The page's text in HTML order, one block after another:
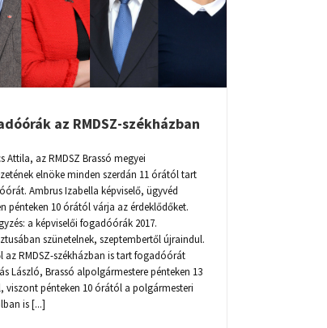
az RMDSZ-székházban
Attila, az RMDSZ Brassó megyei
elnöke minden szerdán 11 órától tart
Ambrus Izabella képviselő, ügyvéd
pénteken 10 órától várja az érdeklődőket.
a képviselői fogadóórák 2017.
szünetelnek, szeptembertől újraindul.
az RMDSZ-székházban is tart fogadóórát
László, Brassó alpolgármestere pénteken 13
viszont pénteken 10 órától a polgármesteri
is [...]